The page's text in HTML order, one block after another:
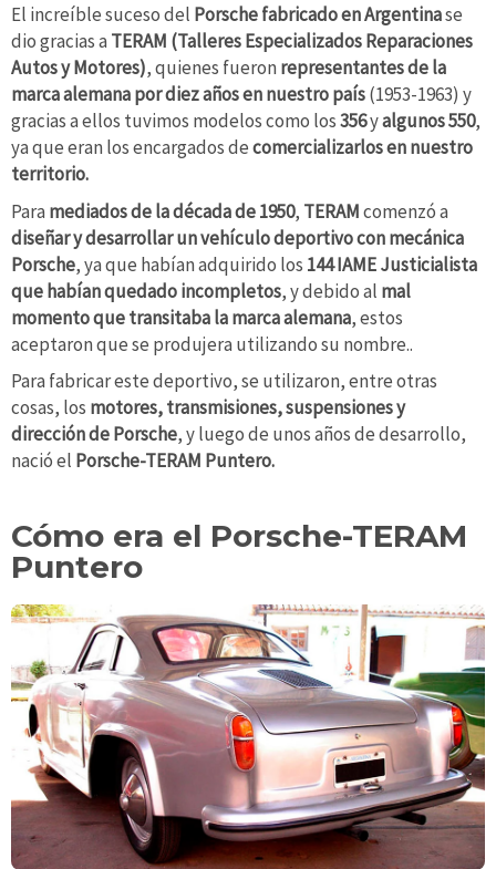
El increíble suceso del Porsche fabricado en Argentinase
dio gracias a TERAM (Talleres Especializados Reparaciones
Autos y Motores), quienes fueron representantes de la
marca alemana por diez añosen nuestro país(1953-1963) y
gracias a ellos tuvimos modelos como los356yalgunos 550,
ya que eran los encargados decomercializarlos en nuestro
territorio.
Para mediados de la década de 1950, TERAMcomenzó a
diseñar y desarrollar un vehículo deportivo con mecánica
Porsche, ya que habían adquirido los 144 IAME Justicialista
que habían quedado incompletos, y debido al mal
momento que transitaba la marca alemana, estos
aceptaron que se produjera utilizando su nombre..
Para fabricar este deportivo, se utilizaron, entre otras
cosas, los motores, transmisiones, suspensiones y
direcciónde Porsche, y luego de unos años de desarrollo,
nació el Porsche-TERAM Puntero.
Cómo era el Porsche-TERAM
Puntero